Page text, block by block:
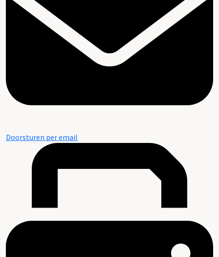
Doorsturen per email